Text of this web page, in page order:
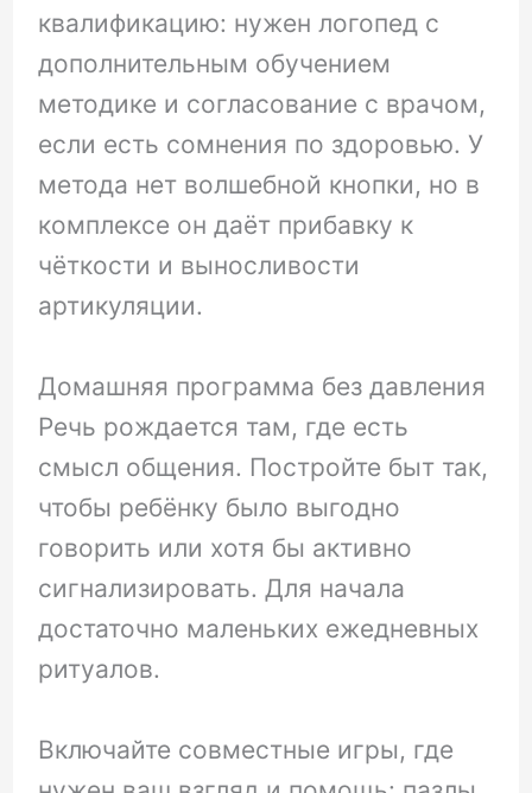
квалификацию: нужен логопед с
дополнительным обучением
методике и согласование с врачом,
если есть сомнения по здоровью. У
метода нет волшебной кнопки, но в
комплексе он даёт прибавку к
чёткости и выносливости
артикуляции.
Домашняя программа без давления
Речь рождается там, где есть
смысл общения. Постройте быт так,
чтобы ребёнку было выгодно
говорить или хотя бы активно
сигнализировать. Для начала
достаточно маленьких ежедневных
ритуалов.
Включайте совместные игры, где